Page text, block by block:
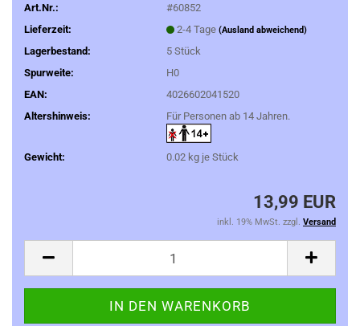
Art.Nr.:
#60852
Lieferzeit:
2-4 Tage (Ausland abweichend)
Lagerbestand: 5 Stück
Spurweite:
H0
EAN:
4026602041520
Altershinweis:
Für Personen ab 14 Jahren.
Gewicht: 0.02kg je Stück
13,99 EUR
inkl. 19% MwSt. zzgl. Versand